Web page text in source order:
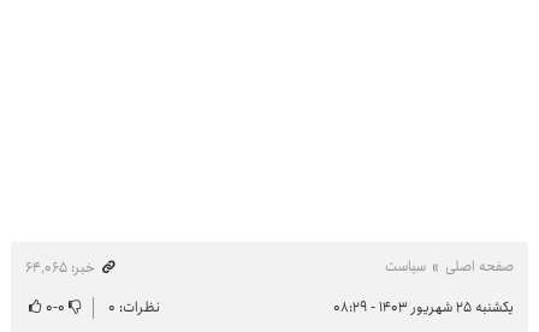
صفحه اصلی سیاست
خبر: ۶۴٬۰۶۵
یکشنبه ۲۵ شهریور ۱۴۰۳ - ۰۸:۲۹
نظرات: ۰ ۰-۰